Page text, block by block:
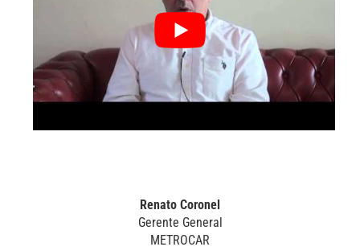
Renato Coronel
Gerente General
METROCAR